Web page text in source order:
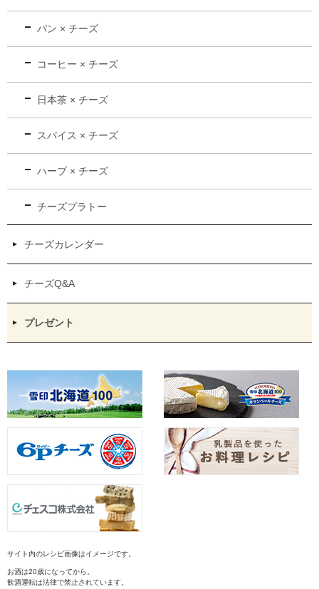
パン × チーズ
コーヒー × チーズ
日本茶 × チーズ
スパイス × チーズ
ハーブ × チーズ
チーズプラトー
チーズカレンダー
チーズQ&A
プレゼント
サイト内のレシピ画像はイメージです。
お酒は20歳になってから。
飲酒運転は法律で禁止されています。